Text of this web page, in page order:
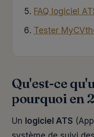
FAQ logiciel
Tester
Qu'est-ce
pourquoi en
Un logiciel ATS